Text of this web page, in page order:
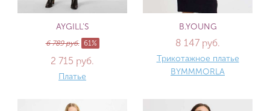
AYGILL'S
6 789 руб. 61%
2 715 руб.
Платье
B.YOUNG
8 147 руб.
Трикотажное платье
BYMMMORLA